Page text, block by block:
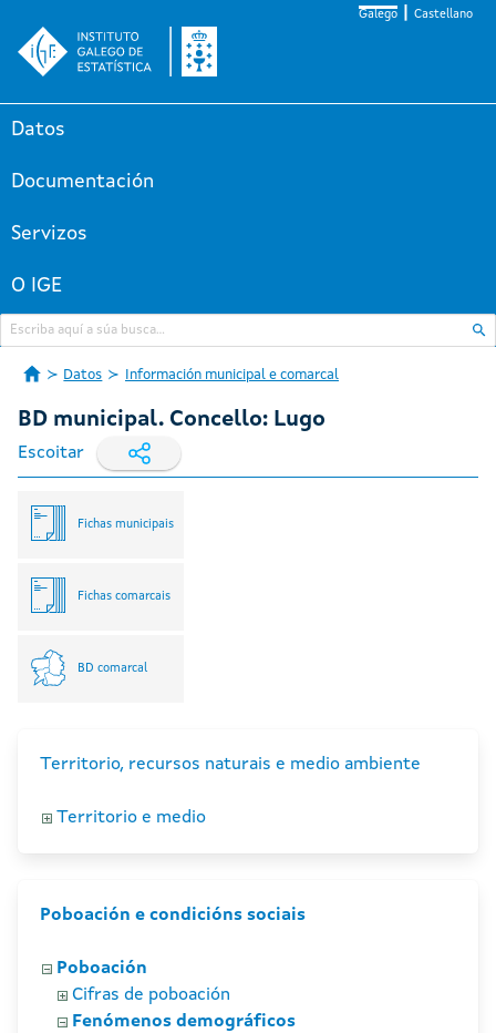
Galego Castellano
Datos
Documentación
Servizos
O IGE
Datos Información municipal e comarcal
BD municipal. Concello: Lugo
Escoitar
Fichas municipais
Fichas comarcais
BD comarcal
Territorio, recursos naturais e medio ambiente
Territorio e medio
Poboación e condicións sociais
Poboación
Cifras de poboación
Fenómenos demográficos